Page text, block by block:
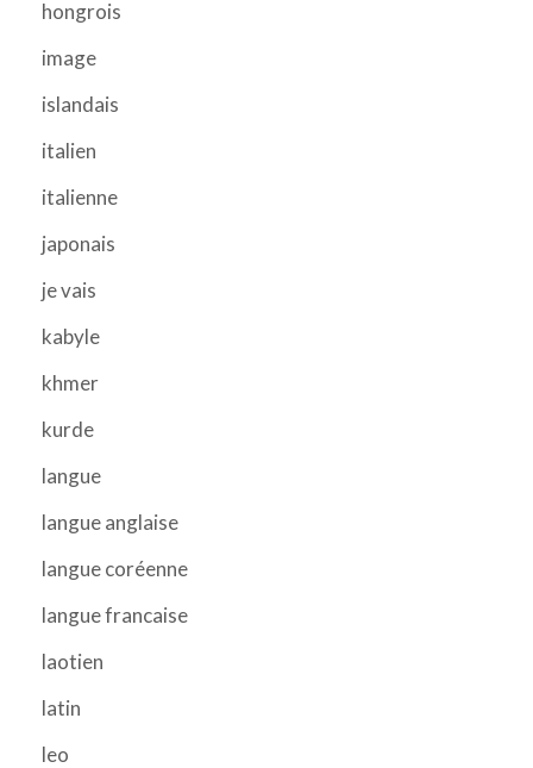
hongrois
image
islandais
italien
italienne
japonais
je vais
kabyle
khmer
kurde
langue
langue anglaise
langue coréenne
langue francaise
laotien
latin
leo